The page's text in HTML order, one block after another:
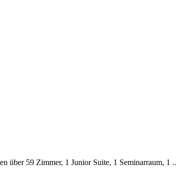
über 59 Zimmer, 1 Junior Suite, 1 Seminarraum, 1 ..